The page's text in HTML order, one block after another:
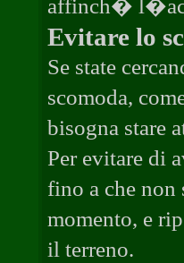
affinch�
Evitare lo
Se state
scomoda,
bisogna stare
Per evitare di
fino a che non
momento, e
il terreno.